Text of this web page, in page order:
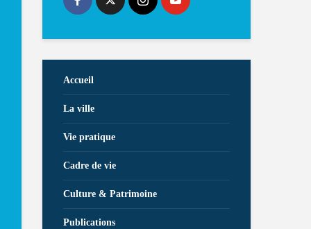
Accueil
La ville
Vie pratique
Cadre de vie
Culture & Patrimoine
Publications